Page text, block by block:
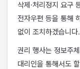
삭제·처리정지 요구
전자우편 등을 통해
없이 조치하겠습니다.
권리 행사는 정보주
대리인을 통해서도